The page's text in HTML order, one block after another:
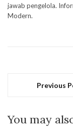
jawab pengelola.
Modern.
Previous
You may